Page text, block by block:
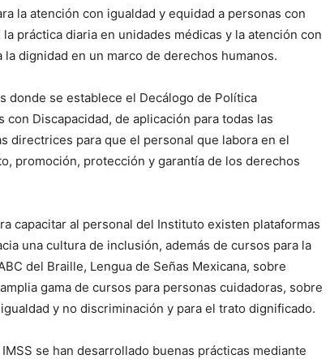
la atención con igualdad y equidad a personas con
práctica diaria en unidades médicas y la atención con
dignidad en un marco de derechos humanos.
donde se establece el Decálogo de Política
Discapacidad, de aplicación para todas las
directrices para que el personal que labora en el
promoción, protección y garantía de los derechos
capacitar al personal del Instituto existen plataformas
una cultura de inclusión, además de cursos para la
del Braille, Lengua de Señas Mexicana, sobre
gama de cursos para personas cuidadoras, sobre
y no discriminación y para el trato dignificado.
se han desarrollado buenas prácticas mediante